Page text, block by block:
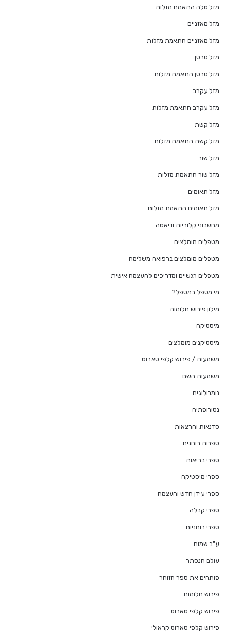
מזל טלה התאמת מזלות
מזל מאזניים
מזל מאזניים התאמת מזלות
מזל סרטן
מזל סרטן התאמת מזלות
מזל עקרב
מזל עקרב התאמת מזלות
מזל קשת
מזל קשת התאמת מזלות
מזל שור
מזל שור התאמת מזלות
מזל תאומים
מזל תאומים התאמת מזלות
מחשבוני קלוריות ודיאטה
מטפלים מומלצים
מטפלים מומלצים ברפואה משלימה
מטפלים רגשיים ומדריכים להעצמה אישית
מי מטפל במטפל?
מילון פירוש חלומות
מיסטיקה
מיסטיקנים מומלצים
משמעות / פירוש קלפי טארוט
משמעות השם
נומרולוגיה
נטורופתיה
סדנאות והרצאות
ספרות רוחנית
ספרי בריאות
ספרי מיסטיקה
ספרי עידן חדש והעצמה
ספרי קבלה
ספרי רוחניות
ע"ב שמות
עולם הנסתר
פותחים את ספר הזוהר
פירוש חלומות
פירוש קלפי טארוט
פירוש קלפי טארוט קראולי